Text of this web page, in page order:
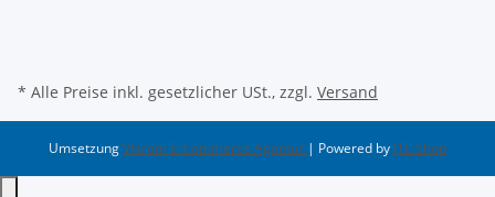
* Alle Preise inkl. gesetzlicher USt., zzgl. Versand
UmsetzungVlarom E-Commerce Agentur | Powered by JTL-Shop